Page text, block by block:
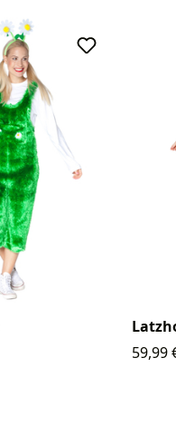
59,99